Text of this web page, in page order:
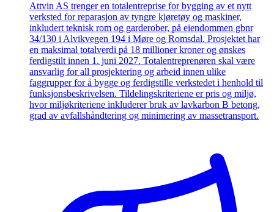
Attvin AS trenger en totalentreprise for bygging av et nytt
verksted for reparasjon av tyngre kjøretøy og maskiner,
inkludert teknisk rom og garderober, på eiendommen gbnr
34/130 i Alvikvegen 194 i Møre og Romsdal. Prosjektet har
en maksimal totalverdi på 18 millioner kroner og ønskes
ferdigstilt innen 1. juni 2027. Totalentreprenøren skal være
ansvarlig for all prosjektering og arbeid innen ulike
faggrupper for å bygge og ferdigstille verkstedet i henhold til
funksjonsbeskrivelsen. Tildelingskriteriene er pris og miljø,
hvor miljøkriteriene inkluderer bruk av lavkarbon B betong,
grad av avfallshåndtering og minimering av massetransport.